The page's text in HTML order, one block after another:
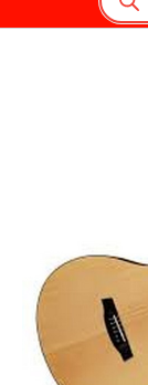
search